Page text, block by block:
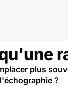
plus
?